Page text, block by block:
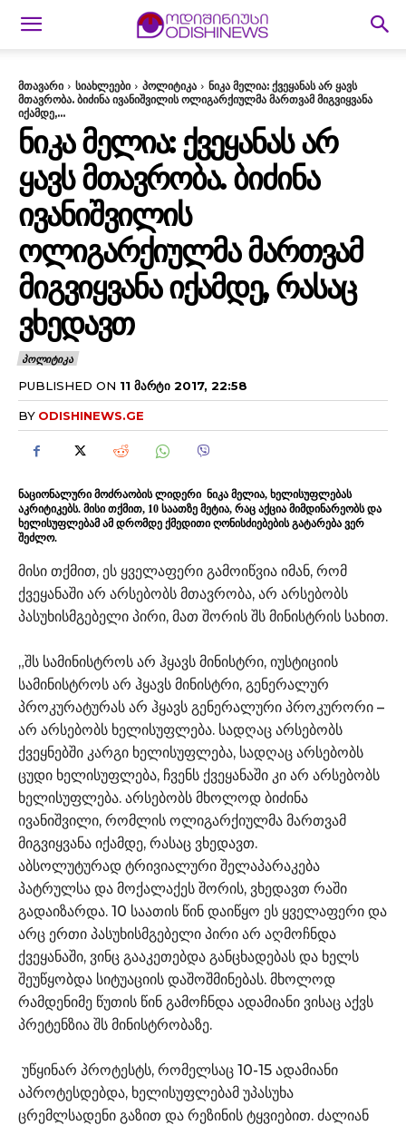
მთავარი სიახლეები პოლიტიკა
ნიკა მელია: ქვეყანას არ ყავს
მთავრობა. ბიძინა ივანიშვილის ოლიგარქიულმა მართვამ მიგვიყვანა
იქამდე,...
ᲜᲘᲙᲐ ᲛᲔᲚᲘᲐ: ᲥᲕᲔᲧᲐᲜᲐᲡ ᲐᲠ
ᲧᲐᲕᲡ ᲛᲗᲐᲕᲠᲝᲑᲐ. ᲑᲘᲫᲘᲜᲐ
ᲘᲕᲐᲜᲘᲨᲕᲘᲚᲘᲡ
ᲝᲚᲘᲒᲐᲠᲥᲘᲣᲚᲛᲐ ᲛᲐᲠᲗᲕᲐᲛ
ᲛᲘᲒᲕᲘᲧᲕᲐᲜᲐ ᲘᲥᲐᲛᲓᲔ, ᲠᲐᲡᲐᲪ
ᲕᲮᲔᲓᲐᲕᲗ
ᲞᲝᲚᲘᲢᲘᲙᲐ
PUBLISHED ON 11 ᲛᲐᲠᲢᲘ 2017, 22:58
BY ODISHINEWS.GE
ნაციონალური მოძრაობის ლიდერი ნიკა მელია, ხელისუფლებას
აკრიტიკებს. მისი თქმით, 10 საათზე მეტია, რაც აქცია მიმდინარეობს და
ხელისუფლებამ ამ დრომდე ქმედითი ღონისძიებების გატარება ვერ
შეძლო.
მისი თქმით, ეს ყველაფერი გამოიწვია იმან, რომ
ქვეყანაში არ არსებობს მთავრობა, არ არსებობს
პასუხისმგებელი პირი, მათ შორის შს მინისტრის სახით.
„შს სამინისტროს არ ჰყავს მინისტრი, იუსტიციის
სამინისტროს არ ჰყავს მინისტრი, გენერალურ
პროკურატურას არ ჰყავს გენერალური პროკურორი –
არ არსებობს ხელისუფლება. სადღაც არსებობს
ქვეყნებში კარგი ხელისუფლება, სადღაც არსებობს
ცუდი ხელისუფლება, ჩვენს ქვეყანაში კი არ არსებობს
ხელისუფლება. არსებობს მხოლოდ ბიძინა
ივანიშვილი, რომლის ოლიგარქიულმა მართვამ
მიგვიყვანა იქამდე, რასაც ვხედავთ.
აბსოლუტურად ტრივიალური შელაპარაკება
პატრულსა და მოქალაქეს შორის, ვხედავთ რაში
გადაიზარდა. 10 საათის წინ დაიწყო ეს ყველაფერი და
არც ერთი პასუხისმგებელი პირი არ აღმოჩნდა
ქვეყანაში, ვინც გააკეთებდა განცხადებას და ხელს
შეუწყობდა სიტუაციის დაშოშმინებას. მხოლოდ
რამდენიმე წუთის წინ გამოჩნდა ადამიანი ვისაც აქვს
პრეტენზია შს მინისტრობაზე.
უწყინარ პროტესტს, რომელსაც 10-15 ადამიანი
აპროტესდებდა, ხელისუფლებამ უპასუხა
ცრემლსადენი გაზით და რეზინის ტყვიებით. ძალიან